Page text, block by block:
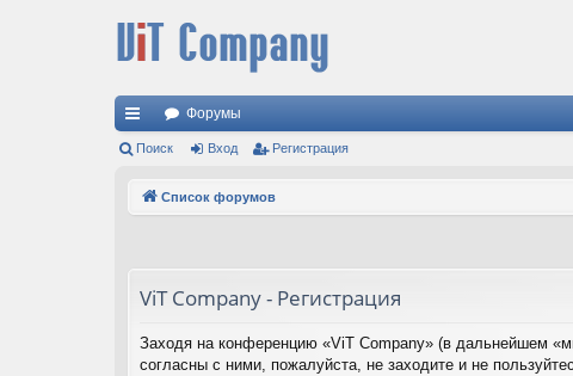
с
Форумы
Поиск Вход Регистрация
Список форумов
ViT Company - Регистрация
Заходя на конференцию «ViT Company» (в дальнейшем
согласны с ними, пожалуйста, не заходите и не